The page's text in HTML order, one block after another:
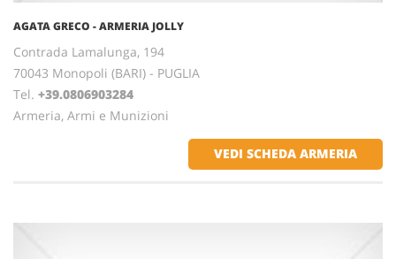
AGATA GRECO - ARMERIA JOLLY
Contrada Lamalunga, 194
70043 Monopoli (BARI) - PUGLIA
Tel. +39.0806903284
Armeria, Armi e Munizioni
VEDI SCHEDA ARMERIA